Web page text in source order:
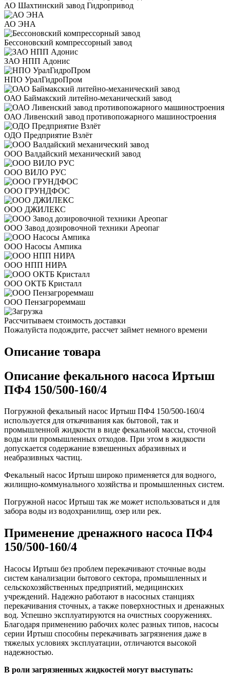
АО Шахтинский завод Гидропривод
АО ЭНА
Бессоновский компрессорный завод
ЗАО НПП Адонис
НПО УралГидроПром
ОАО Баймакский литейно-механический завод
ОАО Ливенский завод противопожарного машиностроения
ОДО Предприятие Взлёт
ООО Валдайский механический завод
ООО ВИЛО РУС
ООО ГРУНДФОС
ООО ДЖИЛЕКС
ООО Завод дозировочной техники Ареопаг
ООО Насосы Ампика
ООО НПП НИРА
ООО ОКТБ Кристалл
ООО Пензагрореммаш
Рассчитываем стоимость доставки
Пожалуйста подождите, рассчет займет немного времени
Описание товара
Описание фекального насоса Иртыш
ПФ4 150/500-160/4
Погружной фекальный насос Иртыш ПФ4 150/500-160/4
используется для откачивания как бытовой, так и
промышленной жидкости в виде фекальной массы, сточной
воды или промышленных отходов. При этом в жидкости
допускается содержание взвешенных абразивных и
неабразивных частиц.
Фекальный насос Иртыш широко применяется для водного,
жилищно-коммунального хозяйства и промышленных систем.
Погружной насос Иртыш так же может использоваться и для
забора воды из водохранилищ, озер или рек.
Применение дренажного насоса ПФ4
150/500-160/4
Насосы Иртыш без проблем перекачивают сточные воды
систем канализации бытового сектора, промышленных и
сельскохозяйственных предприятий, медицинских
учреждений. Надежно работают в насосных станциях
перекачивания сточных, а также поверхностных и дренажных
вод. Успешно эксплуатируются на очистных сооружениях.
Благодаря применению рабочих колес разных типов, насосы
серии Иртыш способны перекачивать загрязнения даже в
тяжелых условиях эксплуатации, отличаются высокой
надежностью.
В роли загрязненных жидкостей могут выступать: